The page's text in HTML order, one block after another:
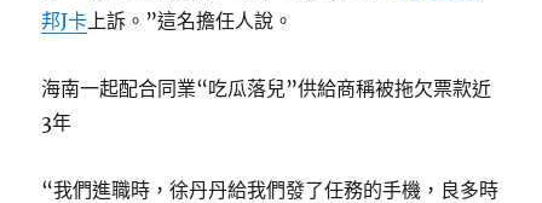
邦J卡上訴。”這名擔任人說。
海南一起配合同業“吃瓜落兒”供給商稱被拖欠票款近
3年
“我們進職時，徐丹丹給我們發了任務的手機，良多時